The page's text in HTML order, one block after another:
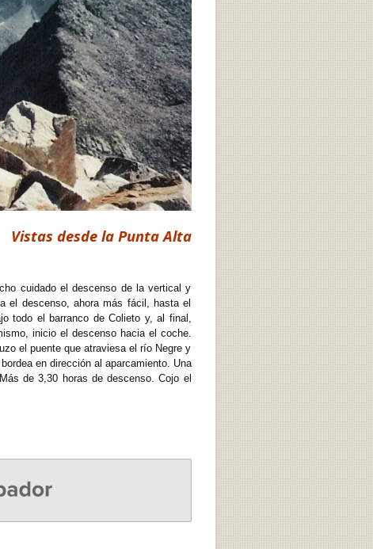
Vistas desde la Punta Alta
cuidado el descenso de la vertical y
el descenso, ahora más fácil, hasta el
todo el barranco de Colieto y, al final,
inicio el descenso hacia el coche.
el puente que atraviesa el río Negre y
en dirección al aparcamiento. Una
de 3,30 horas de descenso. Cojo el